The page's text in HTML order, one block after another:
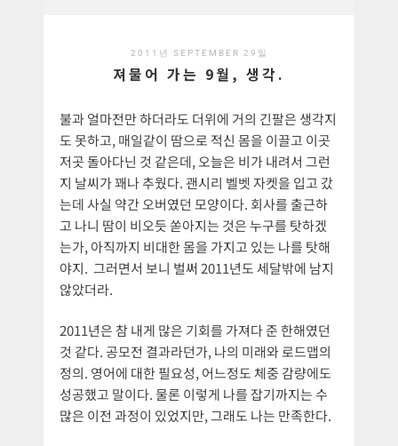
2011년 SEPTEMBER 29일
져물어 가는 9월, 생각.
불과 얼마전만 하더라도 더위에 거의 긴팔은 생각지
도 못하고, 매일같이 땀으로 적신 몸을 이끌고 이곳
저곳 돌아다닌 것 같은데, 오늘은 비가 내려서 그런
지 날씨가 꽤나 추웠다. 괜시리 벨벳 자켓을 입고 갔
는데 사실 약간 오버였던 모양이다. 회사를 출근하
고 나니 땀이 비오듯 쏟아지는 것은 누구를 탓하겠
는가, 아직까지 비대한 몸을 가지고 있는 나를 탓해
야지. 그러면서 보니 벌써 2011년도 세달밖에 남지
않았더라.
2011년은 참 내게 많은 기회를 가져다 준 한해였던
것 같다. 공모전 결과라던가, 나의 미래와 로드맵의
정의. 영어에 대한 필요성, 어느정도 체중 감량에도
성공했고 말이다. 물론 이렇게 나를 잡기까지는 수
많은 이전 과정이 있었지만, 그래도 나는 만족한다.